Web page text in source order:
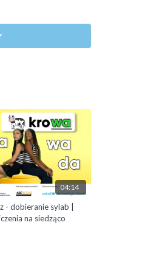
powiedzieć coś…
04:14
- dobieranie sylab |
ruchu | Ćwiczenia na siedząco